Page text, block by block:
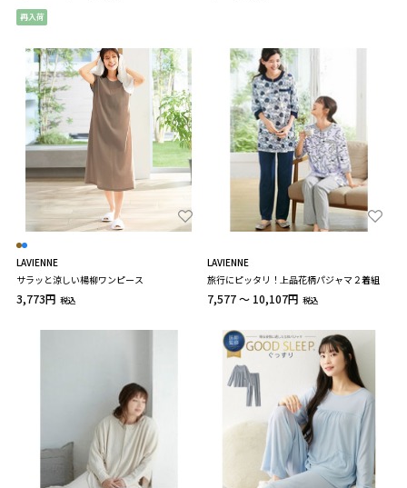
再入荷
LAVIENNE
サラッと涼しい楊柳ワンピース
3,773円 税込
LAVIENNE
旅行にピッタリ！上品花柄パジャマ２着組
7,577 ～ 10,107円 税込